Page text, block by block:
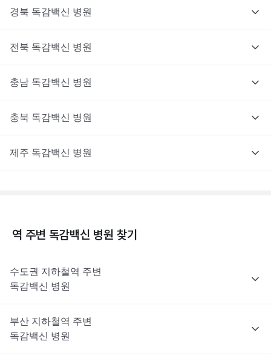
경북 독감백신 병원
전북 독감백신 병원
충남 독감백신 병원
충북 독감백신 병원
제주 독감백신 병원
역 주변 독감백신 병원 찾기
수도권 지하철역 주변
독감백신
병원
부산 지하철역 주변
독감백신
병원